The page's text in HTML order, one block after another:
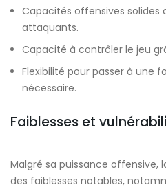
Capacités offensives solides
attaquants.
Capacité à contrôler le jeu
Flexibilité pour passer à une
nécessaire.
Faiblesses et
Malgré sa puissance
des faiblesses notables,